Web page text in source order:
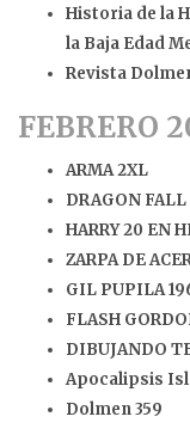
Historia de la
la Baja Edad
Revista
FEBRERO
ARMA 2XL
DRAGON
HARRY 20 EN
ZARPA DE
GIL PUPILA
FLASH
DIBUJANDO
Apocalipsis
Dolmen 359